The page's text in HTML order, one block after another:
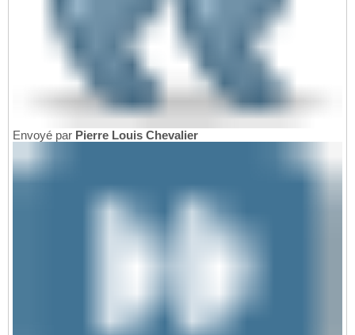
Envoyé par Pierre Louis Chevalier